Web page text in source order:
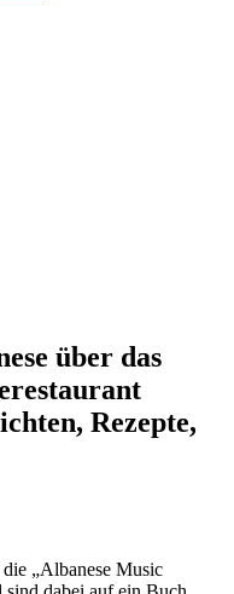
über das
Rezepte,
„Albanese Music